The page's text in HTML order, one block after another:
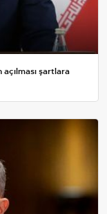
açılması şartlara